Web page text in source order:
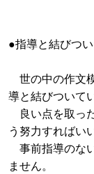
●指導と結びつ
世の中の作文
導と結びついて
良い点を取っ
う努力すればい
事前指導のな
ません。